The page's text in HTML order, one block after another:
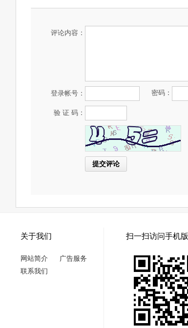
评论内容：
登录帐号： 密码：
验 证 码：
关于我们
网站简介
广告服务
联系我们
扫一扫访问手机版